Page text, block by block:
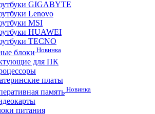
GIGABYTE
Lenovo
MSI
HUAWEI
TECNO
блоки Новинка
для ПК
платы
память Новинка
питания